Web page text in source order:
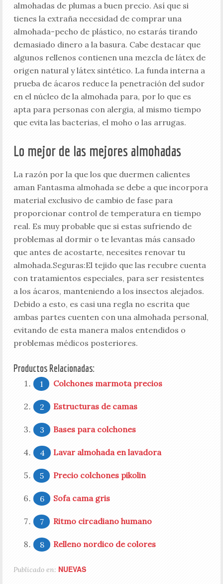
almohadas de plumas a buen precio. Así que si
tienes la extraña necesidad de comprar una
almohada-pecho de plástico, no estarás tirando
demasiado dinero a la basura. Cabe destacar que
algunos rellenos contienen una mezcla de látex de
origen natural y látex sintético. La funda interna a
prueba de ácaros reduce la penetración del sudor
en el núcleo de la almohada para, por lo que es
apta para personas con alergia, al mismo tiempo
que evita las bacterias, el moho o las arrugas.
Lo mejor de las mejores almohadas
La razón por la que los que duermen calientes
aman Fantasma almohada se debe a que incorpora
material exclusivo de cambio de fase para
proporcionar control de temperatura en tiempo
real. Es muy probable que si estas sufriendo de
problemas al dormir o te levantas más cansado
que antes de acostarte, necesites renovar tu
almohada.Seguras:El tejido que las recubre cuenta
con tratamientos especiales, para ser resistentes
a los ácaros, manteniendo a los insectos alejados.
Debido a esto, es casi una regla no escrita que
ambas partes cuenten con una almohada personal,
evitando de esta manera malos entendidos o
problemas médicos posteriores.
Productos Relacionadas:
Colchones marmota precios
Estructuras de camas
Bases para colchones
Lavar almohada en lavadora
Precio colchones pikolin
Sofa cama gris
Ritmo circadiano humano
Relleno nordico de colores
Publicado en: NUEVAS